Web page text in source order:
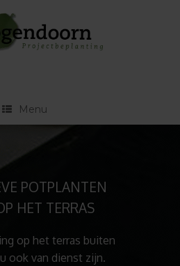
Menu
POTPLANTEN
HET TERRAS
op het terras buiten
ook van dienst zijn.